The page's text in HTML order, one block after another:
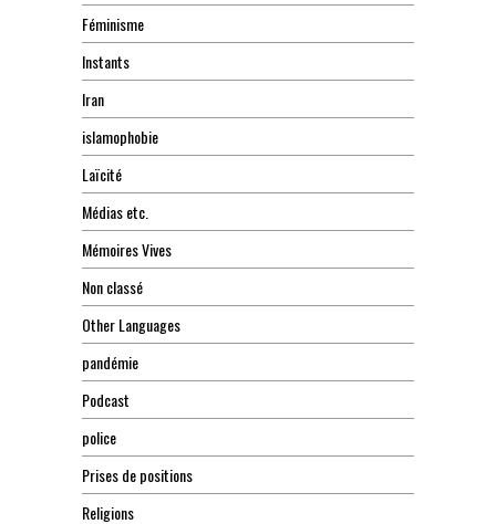
Féminisme
Instants
Iran
islamophobie
Laïcité
Médias etc.
Mémoires Vives
Non classé
Other Languages
pandémie
Podcast
police
Prises de positions
Religions